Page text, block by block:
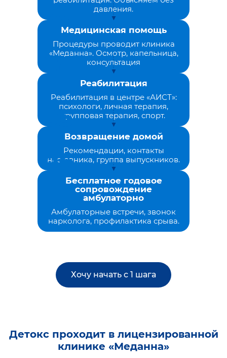
давления.
Медицинская помощь
Процедуры проводит клиника
«Меданна». Осмотр, капельница,
консультация
Реабилитация
Реабилитация в центре «АИСТ»:
психологи, личная терапия,
групповая терапия, спорт.
Возвращение домой
Рекомендации, контакты
наставника, группа выпускников.
Бесплатное годовое
сопровождение
амбулаторно
Амбулаторные встречи, звонок
нарколога, профилактика срыва.
Хочу начать с 1 шага
Детокс проходит в лицензированной
клинике «Меданна»